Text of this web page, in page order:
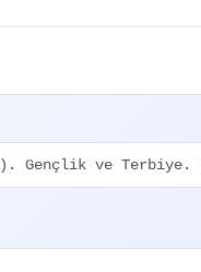
Gençlik ve Terbiye.